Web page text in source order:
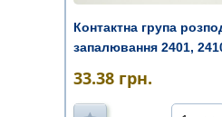
Контактна група
запалювання 2401,
33.38 грн.